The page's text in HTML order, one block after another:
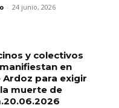
- 24 junio, 2026
y colectivos
en
para exigir
muerte de